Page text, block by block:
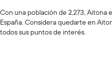
Con una población de 2,273, Aitona
España. Considera quedarte en
todos sus puntos de interés.